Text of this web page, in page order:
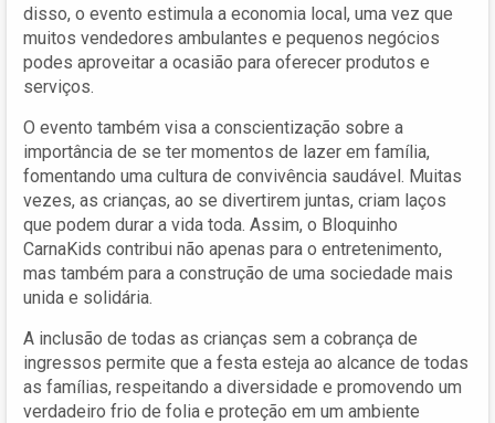
disso, o evento estimula a economia local, uma vez que
muitos vendedores ambulantes e pequenos negócios
podes aproveitar a ocasião para oferecer produtos e
serviços.
O evento também visa a conscientização sobre a
importância de se ter momentos de lazer em família,
fomentando uma cultura de convivência saudável. Muitas
vezes, as crianças, ao se divertirem juntas, criam laços
que podem durar a vida toda. Assim, o Bloquinho
CarnaKids contribui não apenas para o entretenimento,
mas também para a construção de uma sociedade mais
unida e solidária.
A inclusão de todas as crianças sem a cobrança de
ingressos permite que a festa esteja ao alcance de todas
as famílias, respeitando a diversidade e promovendo um
verdadeiro frio de folia e proteção em um ambiente